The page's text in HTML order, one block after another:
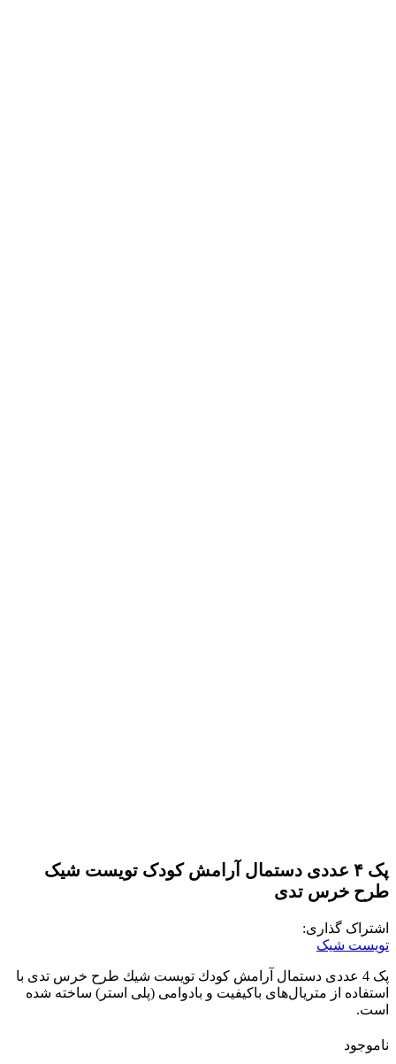
پک ۴ عددی دستمال آرامش کودک تویست شیک
طرح خرس تدی
اشتراک گذاری:
تویست شیک
پک 4 عددی دستمال آرامش كودك تويست شيك طرح خرس تدی با
استفاده از متریال‌های باکیفیت و بادوامی (پلی استر) ساخته شده
است.
ناموجود